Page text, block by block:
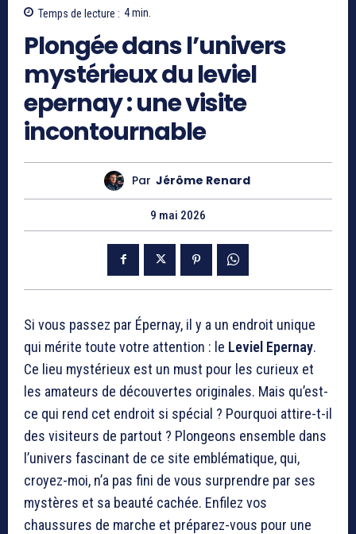
Temps de lecture : 4min.
Plongée dans l’univers
mystérieux du leviel
epernay : une visite
incontournable
Par Jérôme Renard
9 mai 2026
Si vous passez par Épernay, il y a un endroit unique
qui mérite toute votre attention : le Leviel Epernay.
Ce lieu mystérieux est un must pour les curieux et
les amateurs de découvertes originales. Mais qu’est-
ce qui rend cet endroit si spécial ? Pourquoi attire-t-il
des visiteurs de partout ? Plongeons ensemble dans
l’univers fascinant de ce site emblématique, qui,
croyez-moi, n’a pas fini de vous surprendre par ses
mystères et sa beauté cachée. Enfilez vos
chaussures de marche et préparez-vous pour une